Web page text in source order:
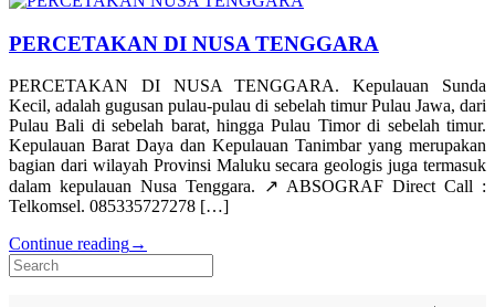
PERCETAKAN DI NUSA TENGGARA
PERCETAKAN DI NUSA TENGGARA. Kepulauan Sunda
Kecil, adalah gugusan pulau-pulau di sebelah timur Pulau Jawa, dari
Pulau Bali di sebelah barat, hingga Pulau Timor di sebelah timur.
Kepulauan Barat Daya dan Kepulauan Tanimbar yang merupakan
bagian dari wilayah Provinsi Maluku secara geologis juga termasuk
dalam kepulauan Nusa Tenggara. ↗️ ABSOGRAF Direct Call :
Telkomsel. 085335727278 […]
Continue reading→
Search
for: